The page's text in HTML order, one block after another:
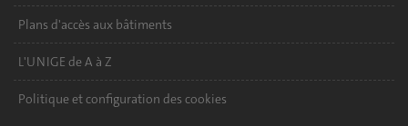
Plans d'accès aux bâtiments
L'UNIGE de A à Z
Politique et configuration des cookies